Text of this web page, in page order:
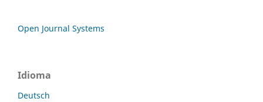
Open Journal Systems
Idioma
Deutsch